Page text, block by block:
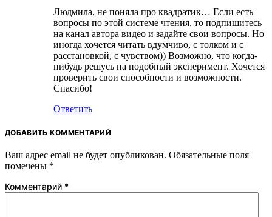
Людмила, не поняла про квадратик… Если есть
вопросы по этой системе чтения, то подпишитесь
на канал автора видео и задайте свои вопросы. Но
иногда хочется читать вдумчиво, с толком и с
расстановкой, с чувством)) Возможно, что когда-
нибудь решусь на подобный эксперимент. Хочется
проверить свои способности и возможности.
Спасибо!
Ответить
ДОБАВИТЬ КОММЕНТАРИЙ
Ваш адрес email не будет опубликован. Обязательные поля
помечены *
Комментарий *